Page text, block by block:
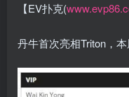
【EV扑克(
丹牛首次亮相Triton，